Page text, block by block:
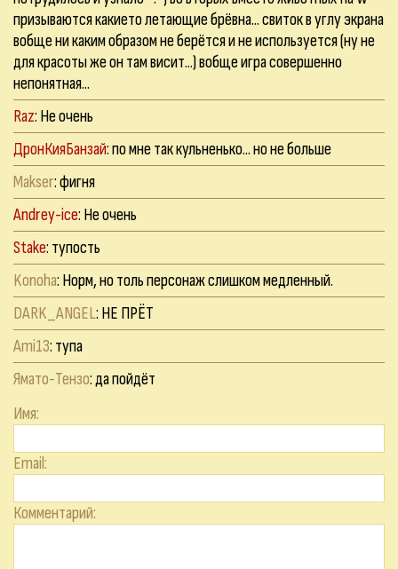
призываются какието летающие брёвна... свиток в углу экрана
вобще ни каким образом не берётся и не используется (ну не
для красоты же он там висит...) вобще игра совершенно
непонятная...
Raz: Не очень
ДронКияБанзай: по мне так кульненько... но не больше
Makser: фигня
Andrey-ice: Не очень
Stake: тупость
Konoha: Норм, но толь персонаж слишком медленный.
DARK_ANGEL: НЕ ПРЁТ
Ami13: тупа
Ямато-Тензо: да пойдёт
Имя:
Email:
Комментарий: